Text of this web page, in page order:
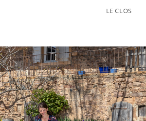
LE CLOS